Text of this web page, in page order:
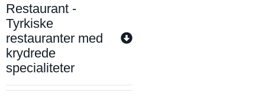
Restaurant -
Tyrkiske
restauranter med
krydrede
specialiteter